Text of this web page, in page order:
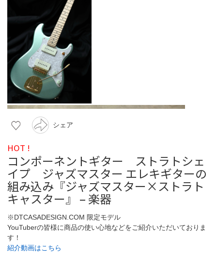
シェア
HOT !
コンポーネントギター ストラトシェ
イプ ジャズマスター エレキギターの
組み込み『ジャズマスター×ストラト
キャスター』 – 楽器
※DTCASADESIGN.COM 限定モデル
YouTuberの皆様に商品の使い心地などをご紹介いただいておりま
す！
紹介動画はこちら